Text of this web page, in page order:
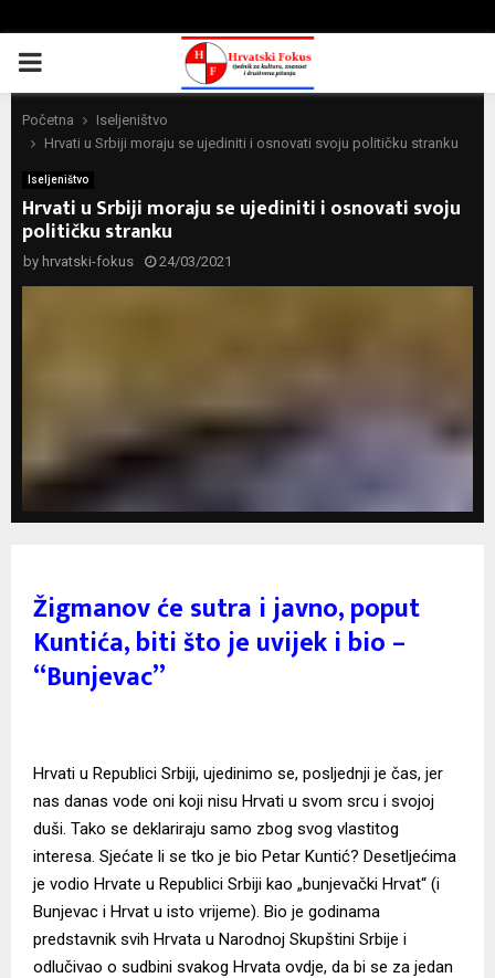
PRIMARY
MENU
Početna
Iseljeništvo
Hrvati u Srbiji moraju se ujediniti i osnovati svoju političku stranku
Iseljeništvo
Hrvati u Srbiji moraju se ujediniti i osnovati svoju
političku stranku
by hrvatski-fokus 24/03/2021
Žigmanov će sutra i javno, poput
Kuntića, biti što je uvijek i bio –
“Bunjevac”
Hrvati u Republici Srbiji, ujedinimo se, posljednji je čas, jer
nas danas vode oni koji nisu Hrvati u svom srcu i svojoj
duši. Tako se deklariraju samo zbog svog vlastitog
interesa. Sjećate li se tko je bio Petar Kuntić? Desetljećima
je vodio Hrvate u Republici Srbiji kao „bunjevački Hrvat“ (i
Bunjevac i Hrvat u isto vrijeme). Bio je godinama
predstavnik svih Hrvata u Narodnoj Skupštini Srbije i
odlučivao o sudbini svakog Hrvata ovdje, da bi se za jedan